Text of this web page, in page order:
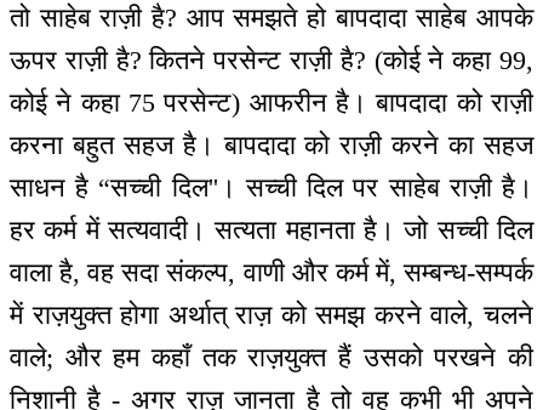
तो साहेब राज़ी है? आप समझते हो बापदादा साहेब आपके
ऊपर राज़ी है? कितने परसेन्ट राज़ी है? (कोई ने कहा 99,
कोई ने कहा 75 परसेन्ट) आफरीन है। बापदादा को राज़ी
करना बहुत सहज है। बापदादा को राज़ी करने का सहज
साधन है “सच्ची दिल''। सच्ची दिल पर साहेब राज़ी है।
हर कर्म में सत्यवादी। सत्यता महानता है। जो सच्ची दिल
वाला है, वह सदा संकल्प, वाणी और कर्म में, सम्बन्ध-सम्पर्क
में राज़युक्त होगा अर्थात् राज़ को समझ करने वाले, चलने
वाले; और हम कहाँ तक राज़युक्त हैं उसको परखने की
निशानी है - अगर राज़ जानता है तो वह कभी भी अपने